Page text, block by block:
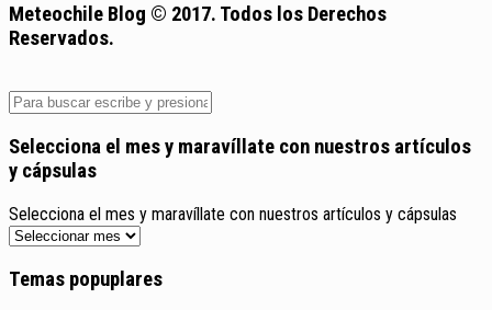
Meteochile Blog © 2017. Todos los Derechos
Reservados.
Selecciona el mes y maravíllate con nuestros artículos
y cápsulas
Selecciona el mes y maravíllate con nuestros artículos y cápsulas
Temas popuplares